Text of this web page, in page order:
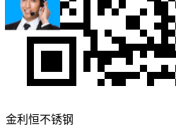
金利恒不锈钢